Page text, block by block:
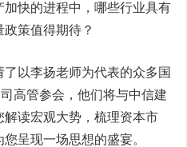
快的进程中，哪些行业具有
策值得期待？
以李扬老师为代表的众多国
高管参会，他们将与中信建
读宏观大势，梳理资本市
呈现一场思想的盛宴。